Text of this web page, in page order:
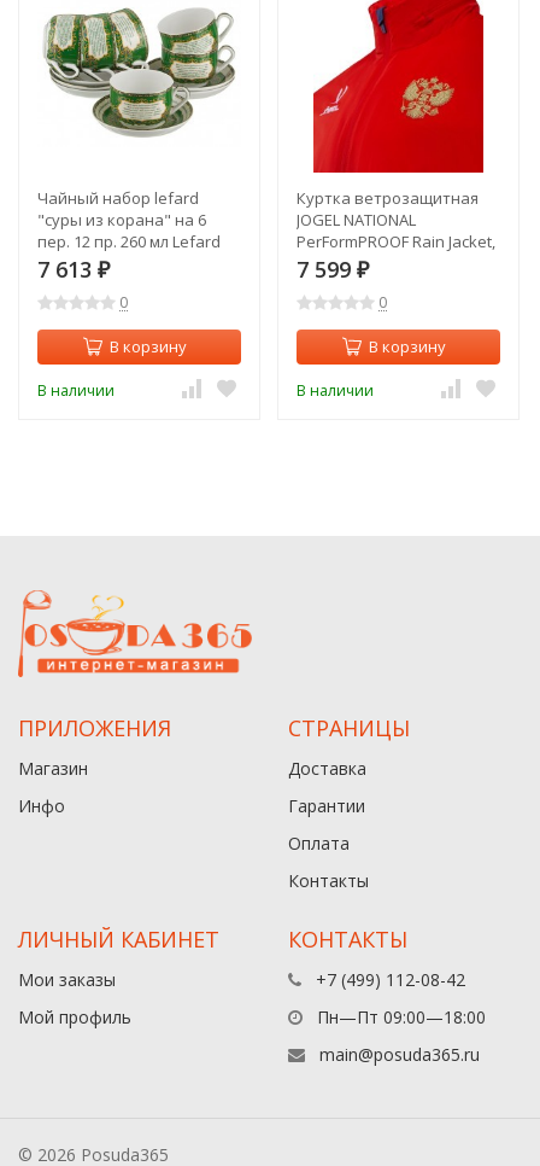
Чайный набор lefard
"суры из корана" на 6
пер. 12 пр. 260 мл Lefard
(86-1774)
7 613 ₽
0
В корзину
В наличии
Куртка ветрозащитная
JOGEL NATIONAL
PerFormPROOF Rain Jacket,
красный (2110450)
7 599 ₽
0
В корзину
В наличии
ПРИЛОЖЕНИЯ
Магазин
Инфо
СТРАНИЦЫ
Доставка
Гарантии
Оплата
Контакты
ЛИЧНЫЙ КАБИНЕТ
Мои заказы
Мой профиль
КОНТАКТЫ
+7 (499) 112-08-42
Пн—Пт 09:00—18:00
main@posuda365.ru
© 2026 Posuda365